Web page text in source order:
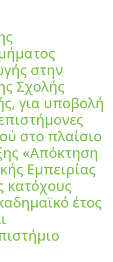
στην
Σχολής
για υποβολή
στο πλαίσιο
«Απόκτηση
Εμπειρίας
κατόχους
έτος